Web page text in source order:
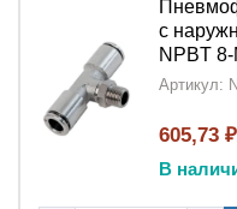
с
NPBT 8-
Артикул:
605,73
В